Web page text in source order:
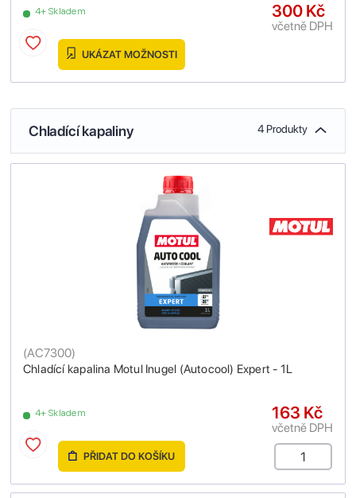
4+ Skladem 300 Kč
včetně DPH
UKÁZAT MOŽNOSTI
Chladící kapaliny 4 Produkty
Chladící kapalina Motul Inugel (Autocool) Expert - 1L
(AC7300)
4+ Skladem 163 Kč
včetně DPH
PŘIDAT DO KOŠÍKU